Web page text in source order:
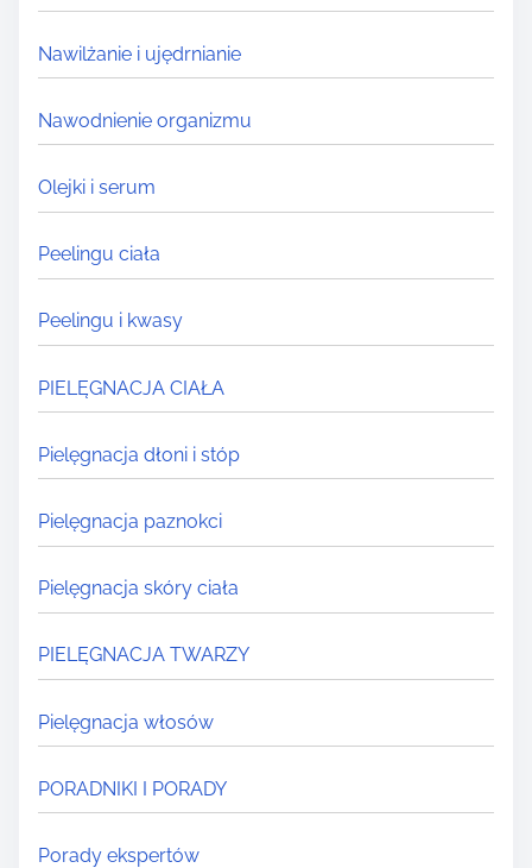
Nawilżanie i ujędrnianie
Nawodnienie organizmu
Olejki i serum
Peelingu ciała
Peelingu i kwasy
PIELĘGNACJA CIAŁA
Pielęgnacja dłoni i stóp
Pielęgnacja paznokci
Pielęgnacja skóry ciała
PIELĘGNACJA TWARZY
Pielęgnacja włosów
PORADNIKI I PORADY
Porady ekspertów